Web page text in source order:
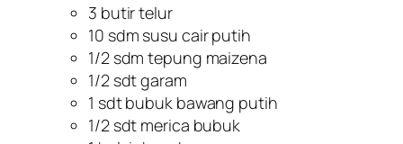
3 butir telur
10 sdm susu cair putih
1/2 sdm tepung maizena
1/2 sdt garam
1 sdt bubuk bawang putih
1/2 sdt merica bubuk